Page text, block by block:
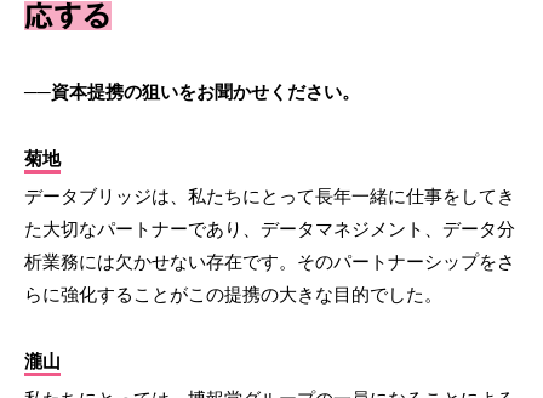
応する
──資本提携の狙いをお聞かせください。
菊地
データブリッジは、私たちにとって長年一緒に仕事をしてき
た大切なパートナーであり、データマネジメント、データ分
析業務には欠かせない存在です。そのパートナーシップをさ
らに強化することがこの提携の大きな目的でした。
瀧山